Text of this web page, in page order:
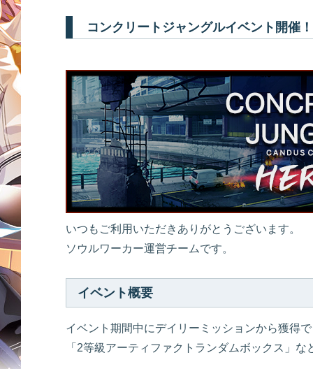
コンクリートジャングルイベント開催！
いつもご利用いただきありがとうございます。
ソウルワーカー運営チームです。
イベント概要
イベント期間中にデイリーミッションから獲得
「2等級アーティファクトランダムボックス」